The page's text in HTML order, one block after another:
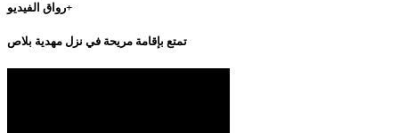
رواق الفيديو+
تمتع بإقامة مريحة في نزل مهدية بلاص